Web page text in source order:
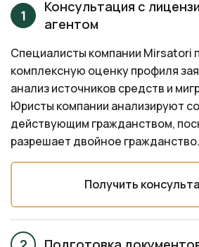
комплексную оценку профиля
анализ источников средств и
Юристы компании анализируют
действующим гражданством,
разрешает двойное гражданство.
Получить
Подготовка
Подача заявления